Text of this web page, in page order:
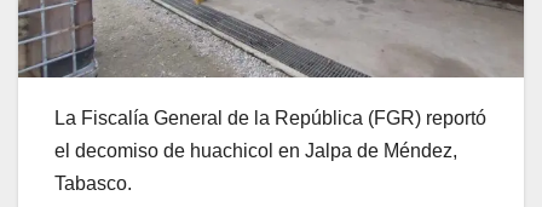
La Fiscalía General de la República (FGR) reportó
el decomiso de huachicol en Jalpa de Méndez,
Tabasco.